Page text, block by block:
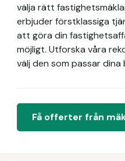
välja rätt
erbjuder förstklassiga
att göra din
möjligt. Utforska våra
välj den som passar dina
Få offerter från